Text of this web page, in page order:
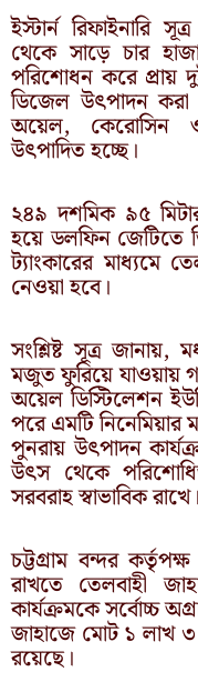
ইস্টার্ন রিফাইনারি
থেকে সাড়ে চার
পরিশোধন করে প্রায়
ডিজেল উৎপাদন করা
অয়েল, কেরোসিন
উৎপাদিত হচ্ছে।
২৪৯ দশমিক ৯৫
হয়ে ডলফিন জেটিতে
ট্যাংকারের মাধ্যমে
নেওয়া হবে।
সংশ্লিষ্ট সূত্র জানায়,
মজুত ফুরিয়ে যাওয়ায়
অয়েল ডিস্টিলেশন
পরে এমটি
পুনরায় উৎপাদন
উৎস থেকে
সরবরাহ স্বাভাবিক রাখে।
চট্টগ্রাম বন্দর কর্তৃপক্ষ
রাখতে তেলবাহী
কার্যক্রমকে সর্বোচ্চ
জাহাজে মোট ১ লাখ
রয়েছে।